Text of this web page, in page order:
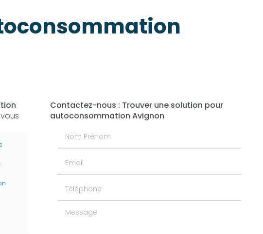
Contactez-nous : Trouver une solution pour
autoconsommation Avignon
Message